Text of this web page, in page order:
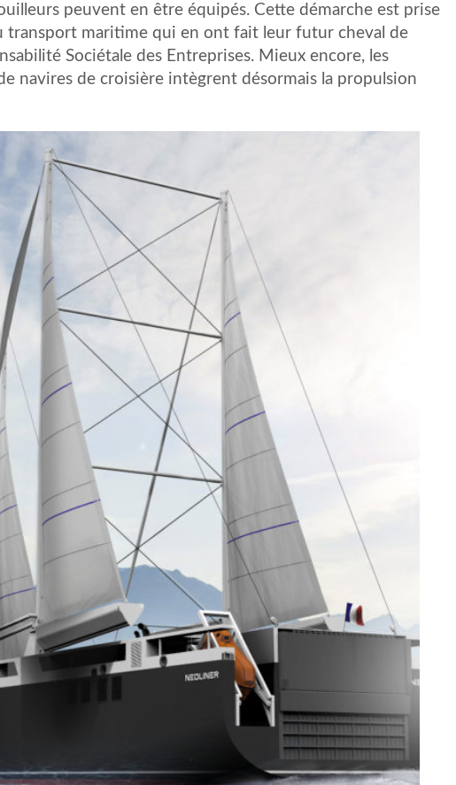
peuvent en être équipés. Cette démarche est prise
transport maritime qui en ont fait leur futur cheval de
Sociétale des Entreprises. Mieux encore, les
navires de croisière intègrent désormais la propulsion